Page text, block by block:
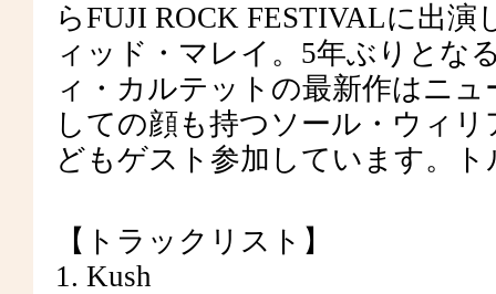
らFUJI ROCK FESTIVALに出
ィッド・マレイ。5年ぶりとな
ィ・カルテットの最新作はニ
しての顔も持つソール・ウィ
どもゲスト参加しています。
【トラックリスト】
1. Kush